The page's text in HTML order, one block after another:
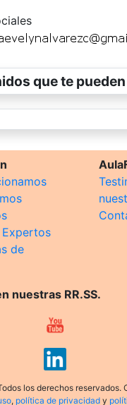
que te
de
nuestras RR.SS.
los derechos reservados.
, política de privacidad y